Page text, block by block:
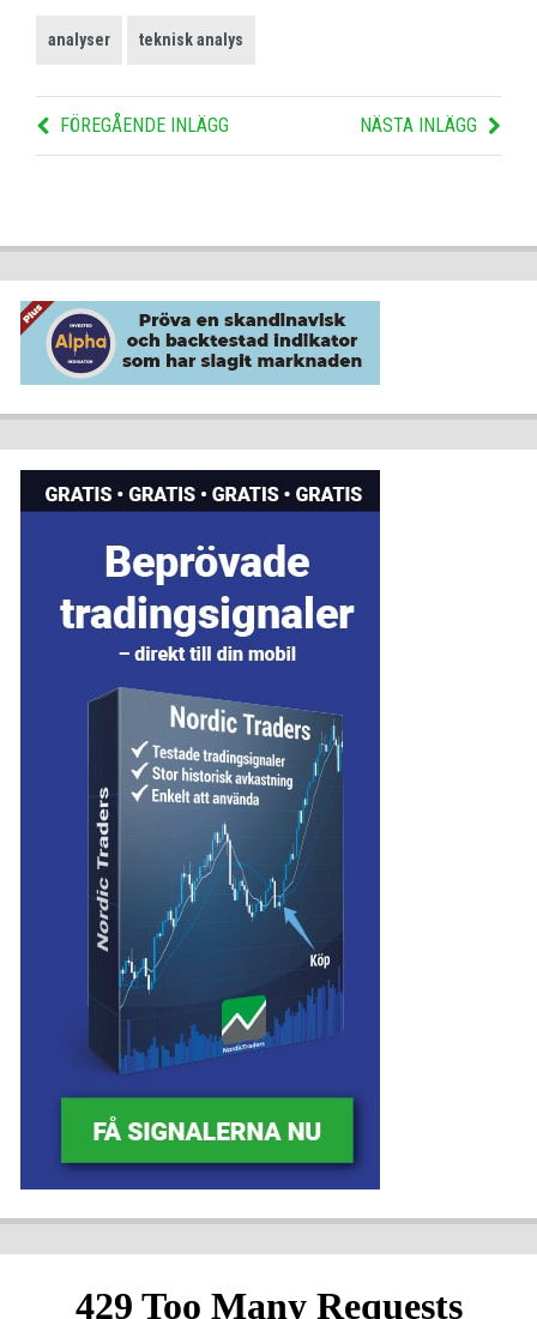
analyser teknisk analys
FÖREGÅENDE INLÄGG NÄSTA INLÄGG